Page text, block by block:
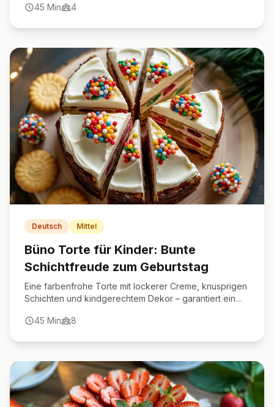
45 Min 4
Deutsch Mittel
Büno Torte für Kinder: Bunte
Schichtfreude zum Geburtstag
Eine farbenfrohe Torte mit lockerer Creme, knusprigen
Schichten und kindgerechtem Dekor – garantiert ein
45 Min 8